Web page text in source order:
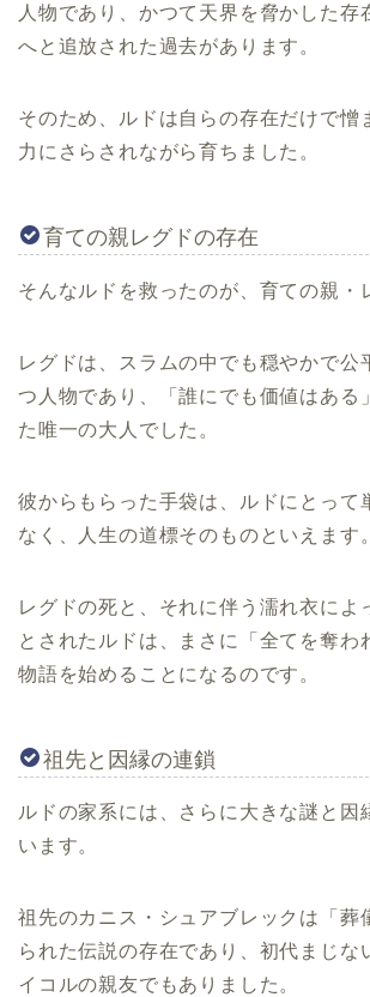
人物であり、かつて天界を脅かした存
へと追放された過去があります。
そのため、ルドは自らの存在だけで憎
力にさらされながら育ちました。
育ての親レグドの存在
そんなルドを救ったのが、育ての親・
レグドは、スラムの中でも穏やかで公
つ人物であり、「誰にでも価値はある
た唯一の大人でした。
彼からもらった手袋は、ルドにとって
なく、人生の道標そのものといえます。
レグドの死と、それに伴う濡れ衣によ
とされたルドは、まさに「全てを奪わ
物語を始めることになるのです。
祖先と因縁の連鎖
ルドの家系には、さらに大きな謎と因
います。
祖先のカニス・シュアブレックは「葬
られた伝説の存在であり、初代まじな
イコルの親友でもありました。